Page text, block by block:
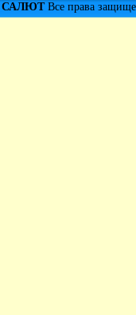
САЛЮТВсе права